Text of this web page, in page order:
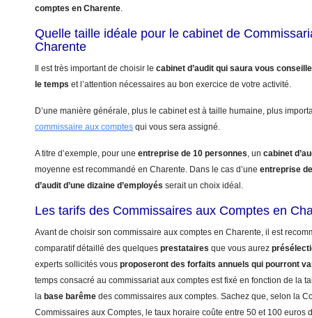
comptes en Charente.
Quelle taille idéale pour le cabinet de
Charente
Il est très important de choisir le cabinet d’audit qui saura vous
le temps et l’attention nécessaires au bon exercice de votre activité.
D’une manière générale, plus le cabinet est à taille humaine, plus
commissaire aux comptes qui vous sera assigné.
A titre d’exemple, pour une entreprise de 10 personnes, un cabinet
moyenne est recommandé en Charente. Dans le cas d’une entreprise
d’audit d’une dizaine d’employés serait un choix idéal.
Les tarifs des Commissaires aux Comptes en
Avant de choisir son commissaire aux comptes en Charente, il est
comparatif détaillé des quelques prestataires que vous aurez
experts sollicités vous proposeront des forfaits annuels qui pourront
temps consacré au commissariat aux comptes est fixé en fonction de la
la base barême des commissaires aux comptes. Sachez que, selon la
Commissaires aux Comptes, le taux horaire coûte entre 50 et 100 euros